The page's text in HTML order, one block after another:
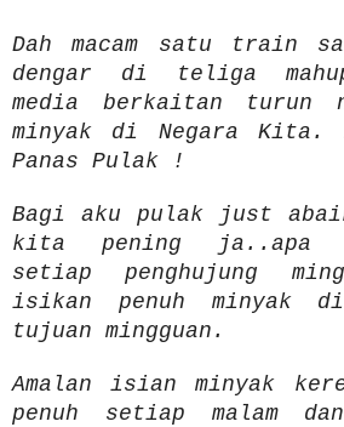
Dah macam satu train
dengar di teliga
media berkaitan turun
minyak di Negara Kita.
Panas Pulak !
Bagi aku pulak just
kita pening ja..apa
setiap penghujung
isikan penuh minyak
tujuan mingguan.
Amalan isian minyak
penuh setiap malam